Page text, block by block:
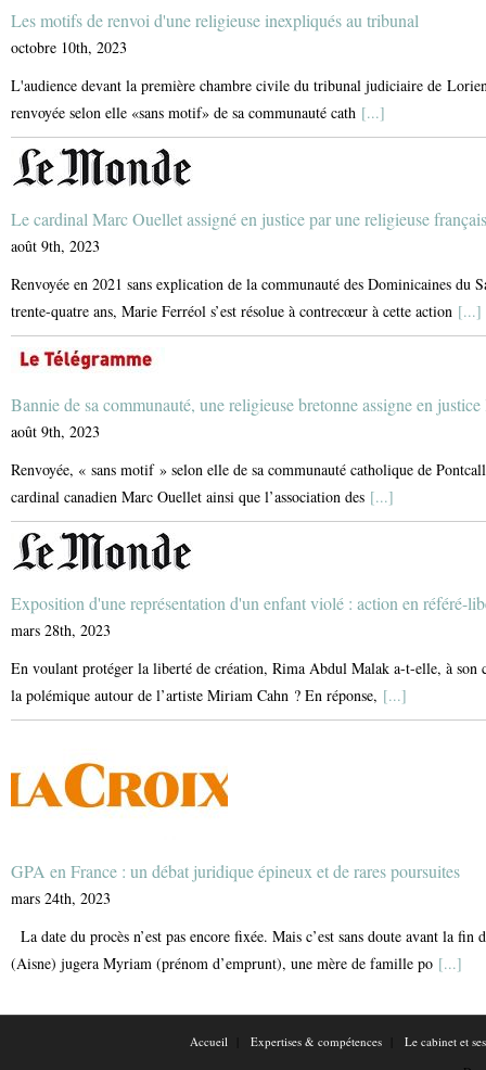
Les motifs de renvoi d'une religieuse inexpliqués au tribunal
octobre 10th, 2023
L'audience devant la première chambre civile du tribunal judiciaire de
renvoyée selon elle «sans motif» de sa communauté cath [...]
Le cardinal Marc Ouellet assigné en justice par une religieuse
août 9th, 2023
Renvoyée en 2021 sans explication de la communauté des Dominicaines
trente-quatre ans, Marie Ferréol s’est résolue à contrecœur à cette action [...]
Bannie de sa communauté, une religieuse bretonne assigne en
août 9th, 2023
Renvoyée, « sans motif » selon elle de sa communauté catholique de
cardinal canadien Marc Ouellet ainsi que l’association des [...]
Exposition d'une représentation d'un enfant violé : action en référé-
mars 28th, 2023
En voulant protéger la liberté de création, Rima Abdul Malak a-t-elle, à
la polémique autour de l’artiste Miriam Cahn ? En réponse, [...]
GPA en France : un débat juridique épineux et de rares poursuites
mars 24th, 2023
La date du procès n’est pas encore fixée. Mais c’est sans doute avant la
(Aisne) jugera Myriam (prénom d’emprunt), une mère de famille po [...]
Accueil Expertises & compétences
Le cabinet et